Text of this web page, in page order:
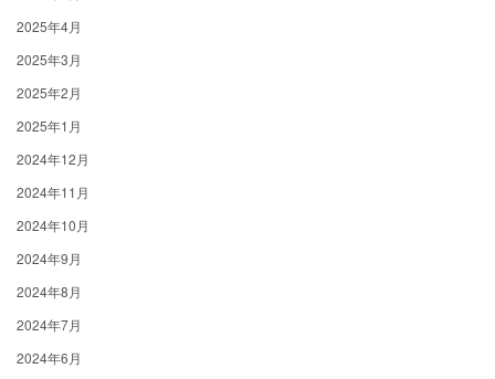
2025年4月
2025年3月
2025年2月
2025年1月
2024年12月
2024年11月
2024年10月
2024年9月
2024年8月
2024年7月
2024年6月